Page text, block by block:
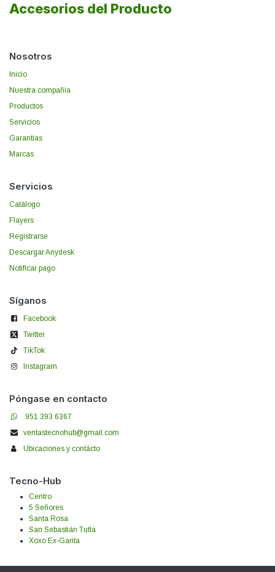
Accesorios del Producto
Nosotros
Inicio
Nuestra compañía
Productos
Servicios
Garantías
Marcas
Servicios
Catálogo
Flayers
Registrarse
Descargar Anydesk
Notificar pago
Síganos
Facebook
Twitter
TikTok
Instagram
Póngase en contacto
951 393 6367
ventastecnohub@gmail.com
Ubicaciones y contácto
Tecno-Hub
Centro
5 Señores
Santa Rosa
San Sebastián Tutla
Xoxo Ex-Garita